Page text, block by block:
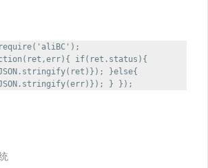
if(ret.status){
}else{
} });